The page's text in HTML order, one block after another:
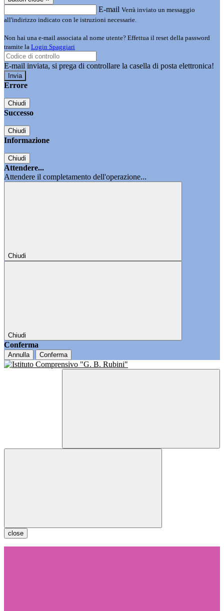
E-mail Verrà inviato un messaggio
all'indirizzo indicato con le istruzioni necessarie.
Non hai una e-mail associata al nome utente? Effettua il reset della password
tramite la Login Spaggiari
E-mail inviata, si prega di controllare la casella di posta elettronica!
Errore
Chiudi
Successo
Chiudi
Informazione
Chiudi
Attendere...
Attendere il completamento dell'operazione...
Chiudi
Chiudi
Conferma
Annulla Conferma
close